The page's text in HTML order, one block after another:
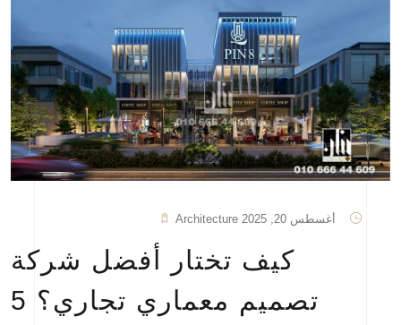
أغسطس 20, 2025 Architecture
كيف تختار أفضل شركة
تصميم معماري تجاري؟ 5